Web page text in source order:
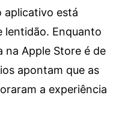
aplicativo está
lentidão. Enquanto
na Apple Store é de
apontam que as
a experiência